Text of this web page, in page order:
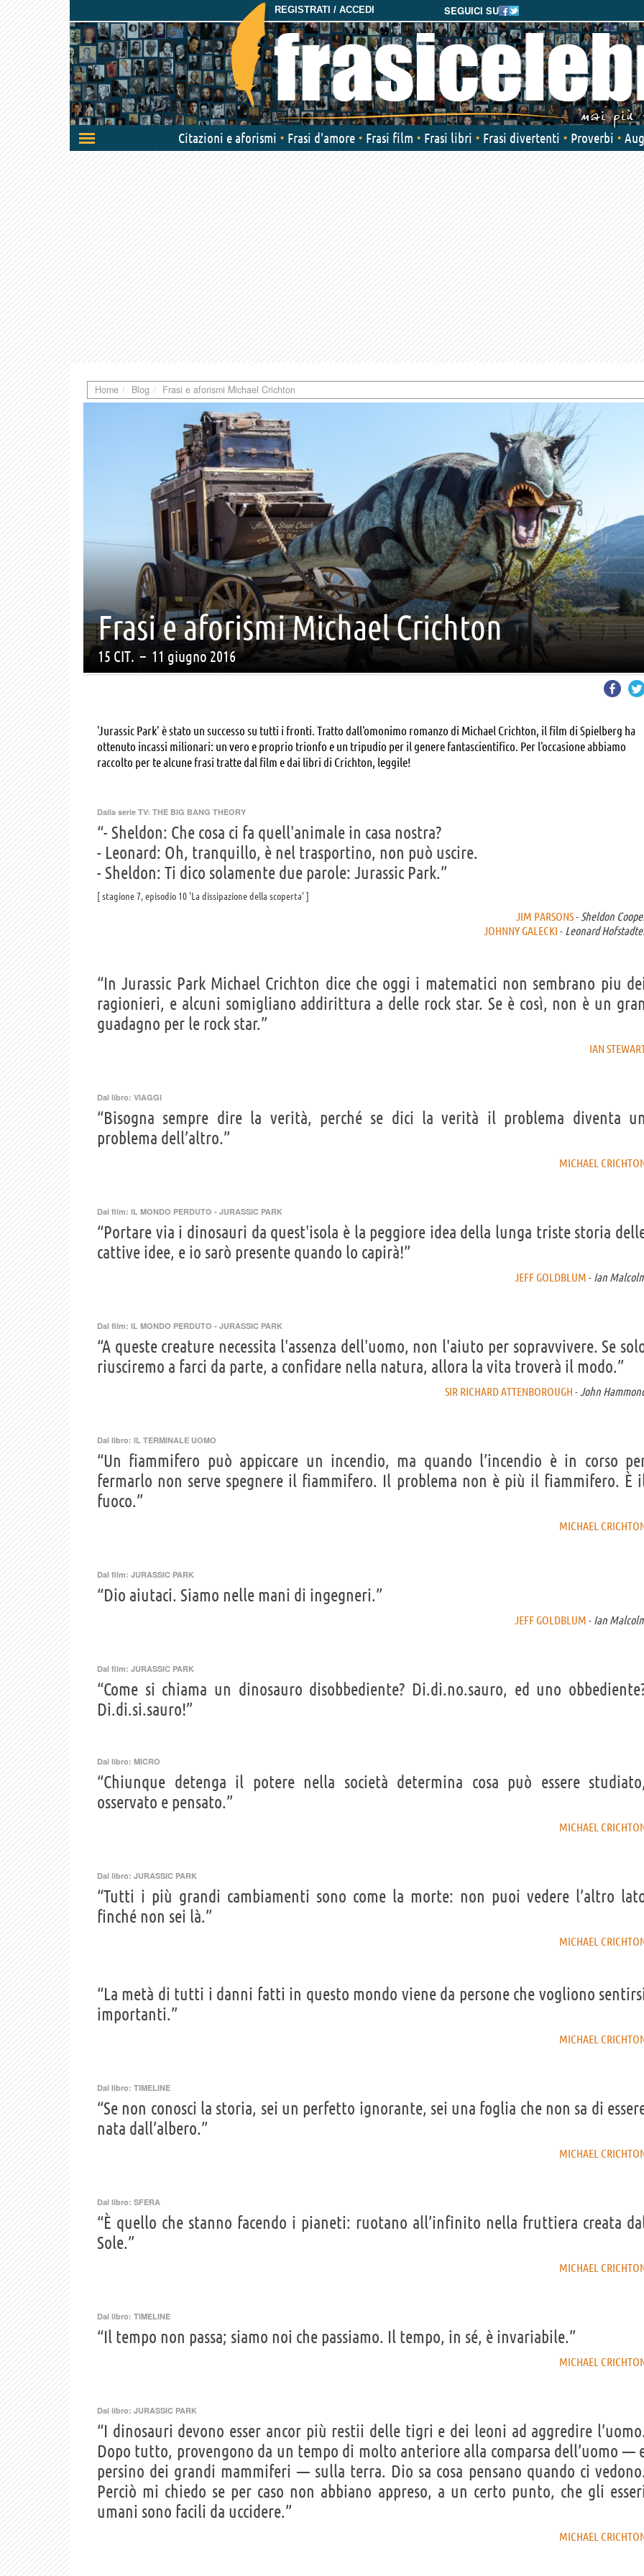
SEGUICI SU
REGISTRATI / ACCEDI
Attiva/disattiva
navigazione
Citazioni e aforismi Frasi d'amore Frasi film Frasi libri Frasi divertenti Proverbi
Home Blog Frasi e aforismi Michael Crichton
Frasi e aforismi Michael Crichton
15 CIT. – 11 giugno 2016
'Jurassic Park' è stato un successo su tutti i fronti. Tratto dall'omonimo romanzo di Michael Crichton, il film di Spielberg ha
ottenuto incassi milionari: un vero e proprio trionfo e un tripudio per il genere fantascientifico. Per l'occasione abbiamo
raccolto per te alcune frasi tratte dal film e dai libri di Crichton, leggile!
Dalla serie TV: THE BIG BANG THEORY
“- Sheldon: Che cosa ci fa quell'animale in casa nostra?
- Leonard: Oh, tranquillo, è nel trasportino, non può uscire.
- Sheldon: Ti dico solamente due parole: Jurassic Park.”
stagione 7, episodio 10 'La dissipazione della scoperta'
JIM PARSONS- Sheldon
JOHNNY GALECKI - Leonard
“In Jurassic Park Michael Crichton dice che oggi i matematici non sembrano piu
ragionieri, e alcuni somigliano addirittura a delle rock star. Se è così, non è un
guadagno per le rock star.”
IAN
Dal libro: VIAGGI
“Bisogna sempre dire la verità, perché se dici la verità il problema diventa
problema dell’altro.”
MICHAEL
Dal film: IL MONDO PERDUTO - JURASSIC PARK
“Portare via i dinosauri da quest'isola è la peggiore idea della lunga triste storia
cattive idee, e io sarò presente quando lo capirà!”
JEFF GOLDBLUM - Ian
Dal film: IL MONDO PERDUTO - JURASSIC PARK
“A queste creature necessita l'assenza dell'uomo, non l'aiuto per sopravvivere. Se
riusciremo a farci da parte, a confidare nella natura, allora la vita troverà il modo.”
SIR RICHARD ATTENBOROUGH -John
Dal libro: IL TERMINALE UOMO
“Un fiammifero può appiccare un incendio, ma quando l’incendio è in corso
fermarlo non serve spegnere il fiammifero. Il problema non è più il fiammifero. È
fuoco.”
MICHAEL
Dal film: JURASSIC PARK
“Dio aiutaci. Siamo nelle mani di ingegneri.”
JEFF GOLDBLUM - Ian
Dal film: JURASSIC PARK
“Come si chiama un dinosauro disobbediente? Di.di.no.sauro, ed uno
Di.di.si.sauro!”
Dal libro: MICRO
“Chiunque detenga il potere nella società determina cosa può essere
osservato e pensato.”
MICHAEL
Dal libro: JURASSIC PARK
“Tutti i più grandi cambiamenti sono come la morte: non puoi vedere l’altro
finché non sei là.”
MICHAEL
“La metà di tutti i danni fatti in questo mondo viene da persone che vogliono
importanti.”
MICHAEL
Dal libro: TIMELINE
“Se non conosci la storia, sei un perfetto ignorante, sei una foglia che non sa di
nata dall’albero.”
MICHAEL
Dal libro: SFERA
“È quello che stanno facendo i pianeti: ruotano all’infinito nella fruttiera creata
Sole.”
MICHAEL
Dal libro: TIMELINE
“Il tempo non passa; siamo noi che passiamo. Il tempo, in sé, è invariabile.”
MICHAEL
Dal libro: JURASSIC PARK
“I dinosauri devono esser ancor più restii delle tigri e dei leoni ad aggredire
Dopo tutto, provengono da un tempo di molto anteriore alla comparsa dell’uomo —
persino dei grandi mammiferi — sulla terra. Dio sa cosa pensano quando ci
Perciò mi chiedo se per caso non abbiano appreso, a un certo punto, che gli
umani sono facili da uccidere.”
MICHAEL